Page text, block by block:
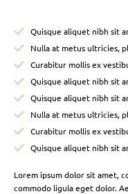
Quisque aliquet nibh sit
Nulla at metus ultricies,
Curabitur mollis ex
Quisque aliquet nibh sit
Quisque aliquet nibh sit
Nulla at metus ultricies,
Curabitur mollis ex
Quisque aliquet nibh sit
Lorem ipsum dolor sit amet,
commodo ligula eget dolor.